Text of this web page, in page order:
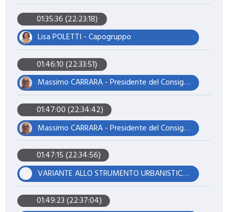
01:35:36 (22:23:18)
Lisa POLETTI - Capogruppo
01:46:10 (22:33:51)
Massimo CARRARA - Presidente del Consiglio
01:47:00 (22:34:42)
Massimo CARRARA - Presidente del Consiglio
01:47:15 (22:34:56)
VARIANTE ALLO STRUMENTO URBANISTICO AI FINI DELLA LOCALIZZAZIONE DELL'OPERA NONCHÉ DELL'APPOSIZIONE DEL VINCOLO PREORDINATO ALL'ESPROPRIO PER LA REALIZZAZIONE UN ELETTRODOTTO INTERRATO FACENTE PARTE DEL PROGETTO DI REALIZZAZIONE DELL'IMPIANTO AGRIVOLTAICO AVANZATO DENOMINATO "CASETTA" AVENTE POTENZA DI 76,273 MWP, LOCALIZZATO NEL COMUNE DI FINALE EMILIA (MO) - PROPONENTE: CASETTA SOLAR SRL.
01:49:23 (22:37:04)